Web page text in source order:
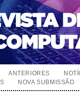
ANTERIORES
NOVA SUBMISSÃO